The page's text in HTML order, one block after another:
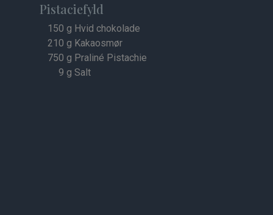
Pistaciefyld
150 g Hvid chokolade
210 g Kakaosmør
750 g Praliné Pistachie
9 g Salt